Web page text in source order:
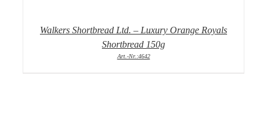
Walkers Shortbread Ltd. – Luxury Orange Royals
Shortbread 150g
Art.-Nr.:4642